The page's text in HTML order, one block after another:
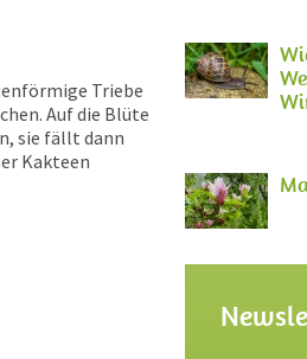
Triebe
Auf die Blüte
sie fällt dann
Kakteen